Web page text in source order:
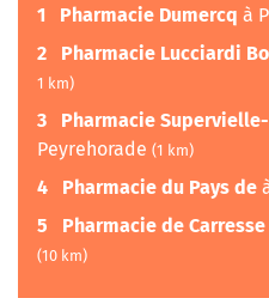
1 Pharmacie Dumercq à
2 Pharmacie Lucciardi
1 km)
3 Pharmacie
Peyrehorade (1 km)
4 Pharmacie du Pays de
5 Pharmacie de Carresse
(10 km)